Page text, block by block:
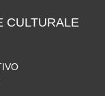
CULTURALE